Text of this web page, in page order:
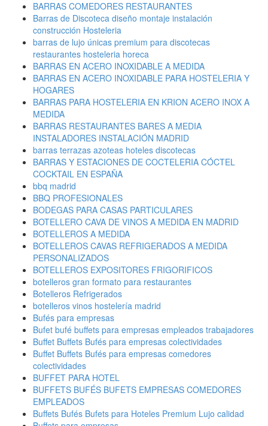
BARRAS COMEDORES RESTAURANTES
Barras de Discoteca diseño montaje instalación
construcción Hosteleria
barras de lujo únicas premium para discotecas
restaurantes hosteleria horeca
BARRAS EN ACERO INOXIDABLE A MEDIDA
BARRAS EN ACERO INOXIDABLE PARA HOSTELERIA Y
HOGARES
BARRAS PARA HOSTELERIA EN KRION ACERO INOX A
MEDIDA
BARRAS RESTAURANTES BARES A MEDIA
INSTALADORES INSTALACIÓN MADRID
barras terrazas azoteas hoteles discotecas
BARRAS Y ESTACIONES DE COCTELERIA CÓCTEL
COCKTAIL EN ESPAÑA
bbq madrid
BBQ PROFESIONALES
BODEGAS PARA CASAS PARTICULARES
BOTELLERO CAVA DE VINOS A MEDIDA EN MADRID
BOTELLEROS A MEDIDA
BOTELLEROS CAVAS REFRIGERADOS A MEDIDA
PERSONALIZADOS
BOTELLEROS EXPOSITORES FRIGORIFICOS
botelleros gran formato para restaurantes
Botelleros Refrigerados
botelleros vinos hostelería madrid
Bufés para empresas
Bufet bufé buffets para empresas empleados trabajadores
Buffet Buffets Bufés para empresas colectividades
Buffet Buffets Bufés para empresas comedores
colectividades
BUFFET PARA HOTEL
BUFFETS BUFÉS BUFETS EMPRESAS COMEDORES
EMPLEADOS
Buffets Bufés Bufets para Hoteles Premium Lujo calidad